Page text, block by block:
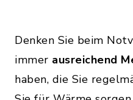
Denken Sie beim
immer ausreichend
haben, die Sie